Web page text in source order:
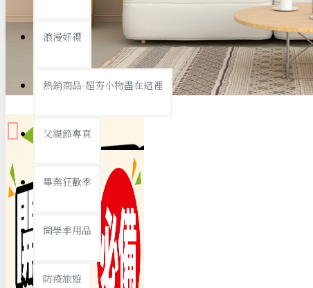
置物架/收納櫃
銅板精選
19元專區
39元專區
浪漫好禮
熱銷商品-超夯小物盡在這裡
父親節專頁
畢業狂歡季
開學季用品
防疫旅遊